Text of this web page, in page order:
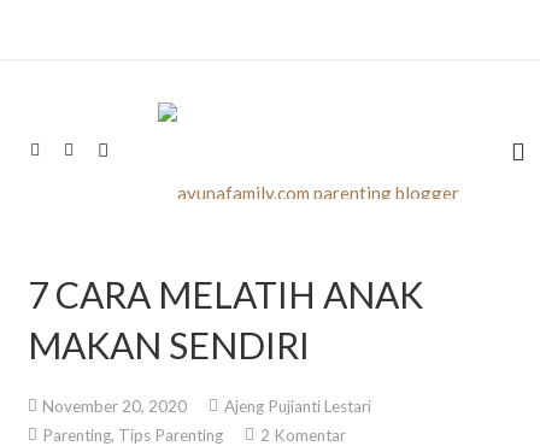
7 CARA MELATIH ANAK
MAKAN SENDIRI
November 20, 2020
Ajeng Pujianti Lestari
Parenting, Tips Parenting 2 Komentar